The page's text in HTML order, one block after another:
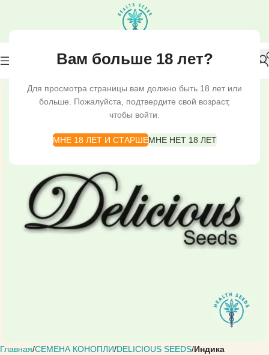
Вам больше 18 лет?
Для просмотра страницы вам должно быть 18 лет или
больше. Пожалуйста, подтвердите свой возраст,
чтобы войти.
МНЕ 18 ЛЕТ И СТАРШЕМНЕ НЕТ 18 ЛЕТ
Главная СЕМЕНА КОНОПЛИ DELICIOUS SEEDS Индика